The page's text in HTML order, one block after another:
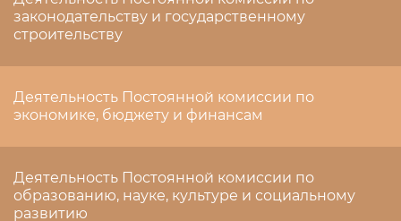
законодательству и государственному
строительству
Деятельность Постоянной комиссии по
экономике, бюджету и финансам
Деятельность Постоянной комиссии по
образованию, науке, культуре и социальному
развитию